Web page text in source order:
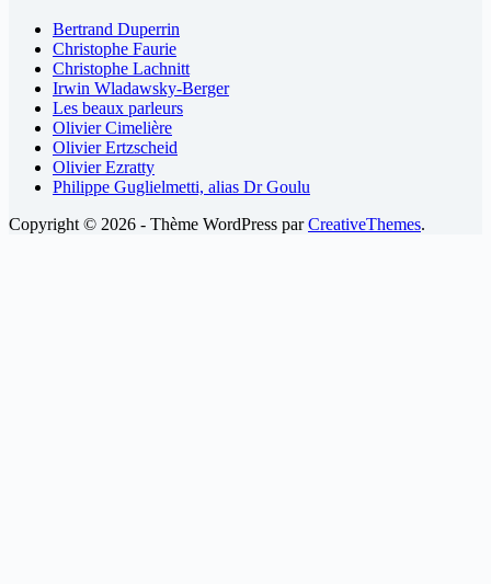
Bertrand Duperrin
Christophe Faurie
Christophe Lachnitt
Irwin Wladawsky-Berger
Les beaux parleurs
Olivier Cimelière
Olivier Ertzscheid
Olivier Ezratty
Philippe Guglielmetti, alias Dr Goulu
Copyright © 2026 - Thème WordPress parCreativeThemes.